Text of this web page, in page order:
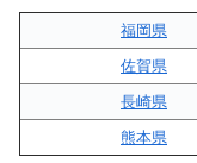
福岡県
佐賀県
長崎県
熊本県